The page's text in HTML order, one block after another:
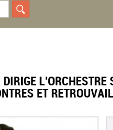
ET